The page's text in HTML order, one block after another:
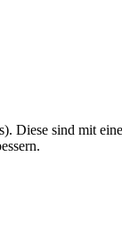
Diese sind mit